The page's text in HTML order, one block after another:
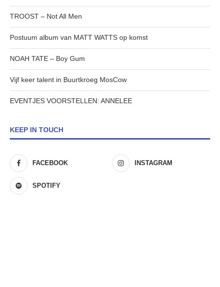
TROOST – Not All Men
Postuum album van MATT WATTS op komst
NOAH TATE – Boy Gum
Vijf keer talent in Buurtkroeg MosCow
EVENTJES VOORSTELLEN: ANNELEE
KEEP IN TOUCH
FACEBOOK INSTAGRAM
SPOTIFY